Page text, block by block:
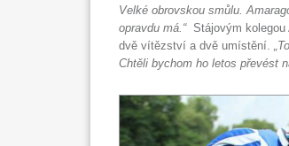
Velké obrovskou smůlu.
opravdu má.“ Stájovým
dvě vítězství a dvě umístění.
Chtěli bychom ho letos převést